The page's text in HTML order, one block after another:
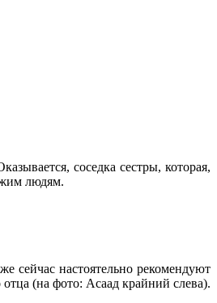
соседка сестры, которая,
людям.
сейчас настоятельно рекомендуют
(на фото: Асаад крайний слева).